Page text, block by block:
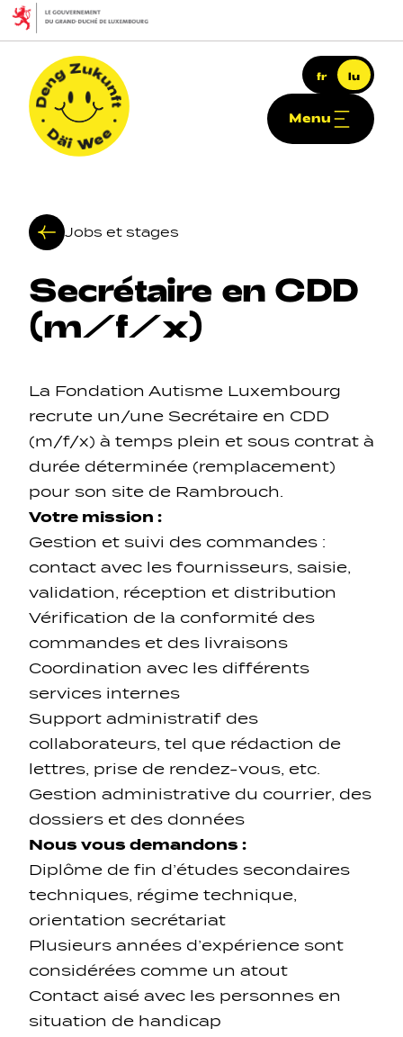
Skip to main content
fr lu
Menu
Haapt-Navigatioun
Navigation secondarie
Sozial Netzwierker
Jobs et stages
Secrétaire en CDD
(m/f/x)
La Fondation Autisme Luxembourg
recrute un/une Secrétaire en CDD
(m/f/x) à temps plein et sous contrat à
durée déterminée (remplacement)
pour son site de Rambrouch.
Votre mission :
Gestion et suivi des commandes :
contact avec les fournisseurs, saisie,
validation, réception et distribution
Vérification de la conformité des
commandes et des livraisons
Coordination avec les différents
services internes
Support administratif des
collaborateurs, tel que rédaction de
lettres, prise de rendez-vous, etc.
Gestion administrative du courrier, des
dossiers et des données
Nous vous demandons :
Diplôme de fin d’études secondaires
techniques, régime technique,
orientation secrétariat
Plusieurs années d’expérience sont
considérées comme un atout
Contact aisé avec les personnes en
situation de handicap